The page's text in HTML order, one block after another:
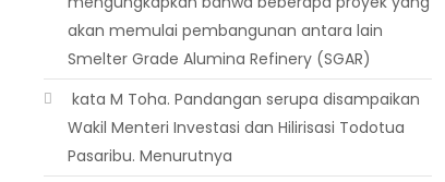
akan memulai pembangunan antara lain
Smelter Grade Alumina Refinery (SGAR)
 kata M Toha. Pandangan serupa disampaikan
Wakil Menteri Investasi dan Hilirisasi Todotua
Pasaribu. Menurutnya